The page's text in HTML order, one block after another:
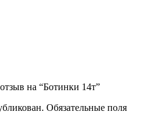
на “Ботинки 14т”
Обязательные поля